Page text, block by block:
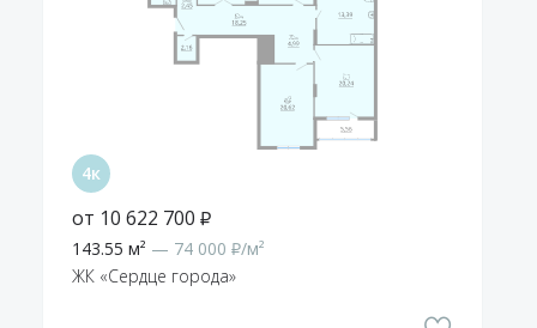
от 10 622 700 ₽
143.55 м² — 74 000 ₽/м²
ЖК «Сердце города»